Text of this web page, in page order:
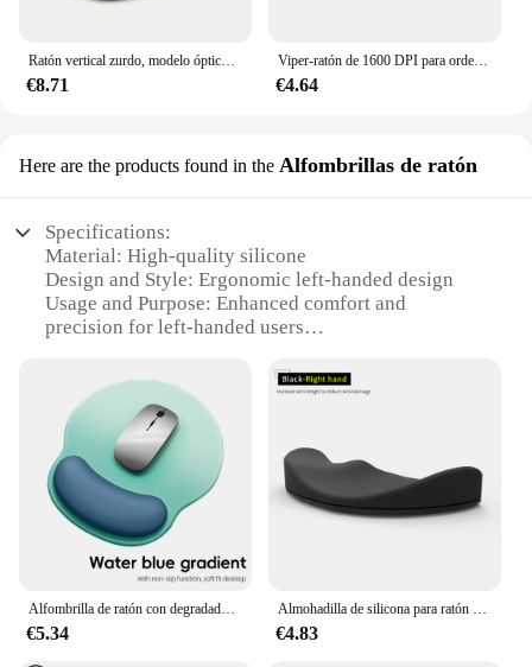
Ratón vertical zurdo, modelo óptico ergonómico, para ordenador portátil y escritorio
€8.71
Viper-ratón de 1600 DPI para ordenador portátil, Universal, M11, e-sports, USB, luminoso, k-naker, manos izquierda y derecha para ordenador portátil
€4.64
Here are the products found in the Alfombrillas de ratón
Specifications:
Material: High-quality silicone
Design and Style: Ergonomic left-handed design
Usage and Purpose: Enhanced comfort and
precision for left-handed users
work, and everyday computer use
Shape or Size or Weight or Quantity: Compact and
lightweight for easy handling
Performance and Property: Smooth gliding surface
for optimal mouse control
Features:
|Wholesale|Vendors|
**Ergonomic Comfort for Left-Handed Users**
The mouse zurdo Alfombrillas de ratón is a game-
changer for left-handed individuals who spend a
Alfombrilla de ratón con degradado, almohadilla de ratón suave, antideslizante, reposamuñecas, de silicona, para Pc y portátil
€5.34
Almohadilla de silicona para ratón de mano izquierda, Protector de muñeca para Logitech MX Master 3S, alfombrilla de soporte para Palmar
€4.83